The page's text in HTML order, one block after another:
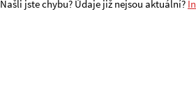
Našli jste chybu? Údaje již nejsou aktuální?